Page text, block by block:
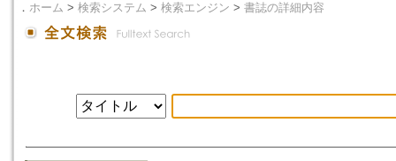
． ホーム > 検索システム > 検索エンジン > 書誌の詳細内容